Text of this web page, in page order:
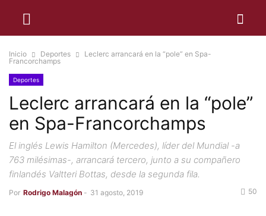
Inicio Deportes
Leclerc arrancará en la “pole” en Spa-
Francorchamps
Deportes
Leclerc arrancará en la “pole”
en Spa-Francorchamps
El inglés Lewis Hamilton (Mercedes), líder del Mundial -a
763 milésimas-, arrancará tercero, junto a su compañero
finlandés Valtteri Bottas, desde la segunda fila.
Por Rodrigo Malagón - 31 agosto, 2019 50